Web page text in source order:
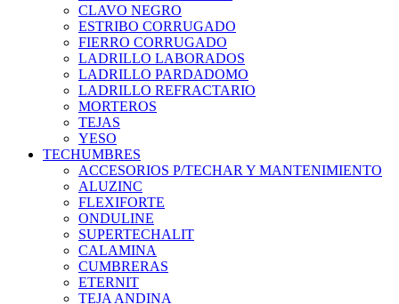
CLAVO NEGRO
ESTRIBO CORRUGADO
FIERRO CORRUGADO
LADRILLO LABORADOS
LADRILLO PARDADOMO
LADRILLO REFRACTARIO
MORTEROS
TEJAS
YESO
TECHUMBRES
ACCESORIOS P/TECHAR Y MANTENIMIENTO
ALUZINC
FLEXIFORTE
ONDULINE
SUPERTECHALIT
CALAMINA
CUMBRERAS
ETERNIT
TEJA ANDINA